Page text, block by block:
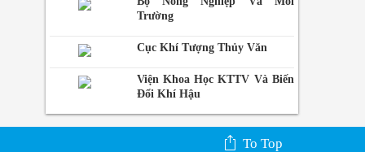
Trường
Cục Khí Tượng Thủy Văn
Viện Khoa Học KTTV Và Biến
Đổi Khí Hậu
To Top